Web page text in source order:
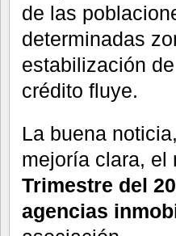
de las
determinadas
estabilización
crédito fluye.
La buena
mejoría clara, el
Trimestre del
agencias